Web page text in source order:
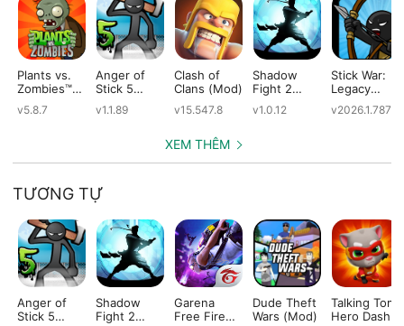
Plants vs.
Zombies™
v5.8.7
Anger of
Stick 5
v1.1.89
Clash of
Clans (Mod)
v15.547.8
Shadow
Fight 2
Edition
v1.0.12
Stick War:
Legacy
v2026.1.787
XEM THÊM
TƯƠNG TỰ
Anger of
Stick 5
Shadow
Fight 2
Garena
Free Fire
Dude Theft
Wars (Mod)
Talking Tom
Hero Dash